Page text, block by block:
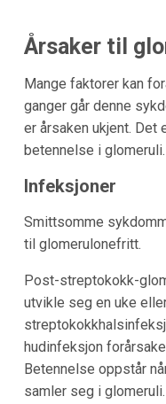
Årsaker til
Mange faktorer kan
ganger går denne
er årsaken ukjent. Det
betennelse i glomeruli.
Infeksjoner
Smittsomme
til glomerulonefritt.
Post-streptokokk-
utvikle seg en uke
hudinfeksjon
Betennelse oppstår
samler seg i